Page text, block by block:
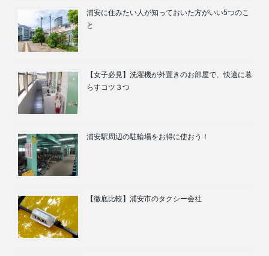
浦安に住みたい人が知っておいた方がいい5つのこ
と
【女子必見】洗濯機が外置きのお部屋で、快適に暮
らすコツ３つ
浦安駅周辺の駐輪場をお得に使おう！
【徹底比較】浦安市のタクシー会社